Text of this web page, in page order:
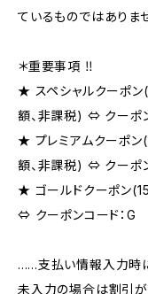
ているものではありま
＊重要事項 ‼
★ スペシャルクーポ
額、非課税) ⇔ クーポ
★ プレミアムクーポ
額、非課税) ⇔ クーポ
★ ゴールドクーポン
⇔ クーポンコード：G
......支払い情報入力時
未入力の場合は割引が